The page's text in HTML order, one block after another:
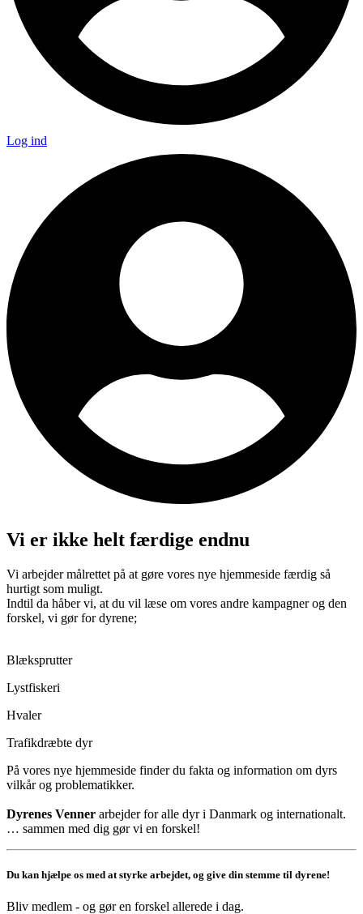
Log ind
Vi er ikke helt færdige endnu
Vi arbejder målrettet på at gøre vores nye hjemmeside færdig så
hurtigt som muligt.
Indtil da håber vi, at du vil læse om vores andre kampagner og den
forskel, vi gør for dyrene;
Blæksprutter
Lystfiskeri
Hvaler
Trafikdræbte dyr
På vores nye hjemmeside finder du fakta og information om dyrs
vilkår og problematikker.
Dyrenes Venner arbejder for alle dyr i Danmark og internationalt.
… sammen med dig gør vi en forskel!
Du kan hjælpe os med at styrke arbejdet, og give din stemme til dyrene!
Bliv medlem - og gør en forskel allerede i dag.